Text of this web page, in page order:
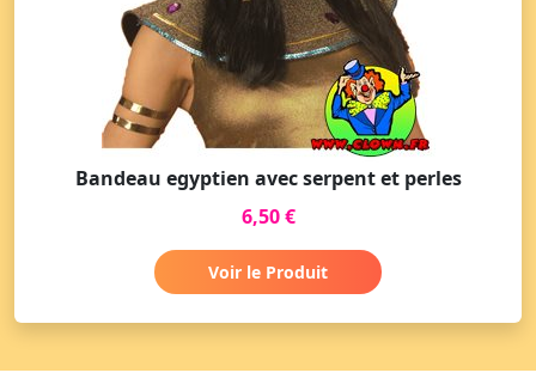
Bandeau egyptien avec serpent et perles
6,50 €
Voir le Produit